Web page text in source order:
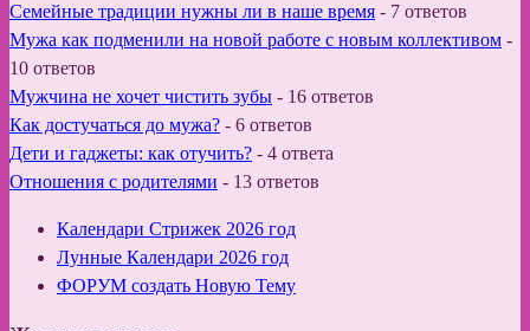
Семейные традиции нужны ли в наше время - 7 ответов
Мужа как подменили на новой работе с новым коллективом -
10 ответов
Мужчина не хочет чистить зубы - 16 ответов
Как достучаться до мужа? - 6 ответов
Дети и гаджеты: как отучить? - 4 ответа
Отношения с родителями - 13 ответов
Календари Стрижек 2026 год
Лунные Календари 2026 год
ФОРУМ создать Новую Тему